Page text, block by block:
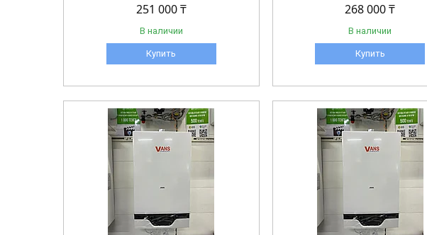
251 000 ₸
В наличии
Купить
268 000 ₸
В наличии
Купить